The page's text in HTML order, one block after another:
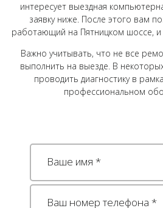
интересует выездная
заявку ниже. После этого вам
работающий на Пятницком шоссе, и
Важно учитывать, что не все
выполнить на выезде. В
проводить диагностику в
профессиональном